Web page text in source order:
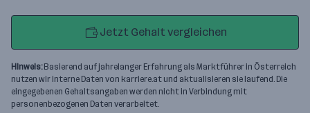
Jetzt Gehalt vergleichen
Hinweis:Basierend auf jahrelanger Erfahrung als Marktführer in Österreich
nutzen wir interne Daten von karriere.at und aktualisieren sie laufend. Die
eingegebenen Gehaltsangaben werden nicht in Verbindung mit
personenbezogenen Daten verarbeitet.